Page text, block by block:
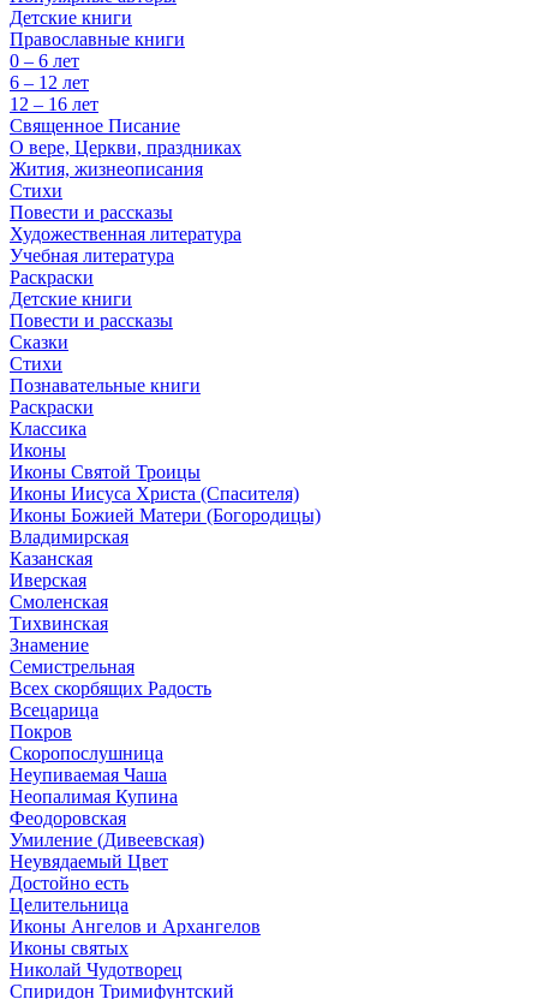
Детские книги
Православные книги
0 – 6 лет
6 – 12 лет
12 – 16 лет
Священное Писание
О вере, Церкви, праздниках
Жития, жизнеописания
Стихи
Повести и рассказы
Художественная литература
Учебная литература
Раскраски
Детские книги
Повести и рассказы
Сказки
Стихи
Познавательные книги
Раскраски
Классика
Иконы
Иконы Святой Троицы
Иконы Иисуса Христа (Спасителя)
Иконы Божией Матери (Богородицы)
Владимирская
Казанская
Иверская
Смоленская
Тихвинская
Знамение
Семистрельная
Всех скорбящих Радость
Всецарица
Покров
Скоропослушница
Неупиваемая Чаша
Неопалимая Купина
Феодоровская
Умиление (Дивеевская)
Неувядаемый Цвет
Достойно есть
Целительница
Иконы Ангелов и Архангелов
Иконы святых
Николай Чудотворец
Спиридон Тримифунтский